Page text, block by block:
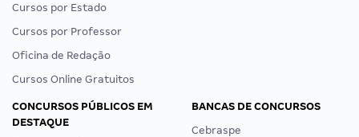
Cursos por Estado
Cursos por Professor
Oficina de Redação
Cursos Online Gratuitos
CONCURSOS PÚBLICOS EM
DESTAQUE
BANCAS DE CONCURSOS
Cebraspe